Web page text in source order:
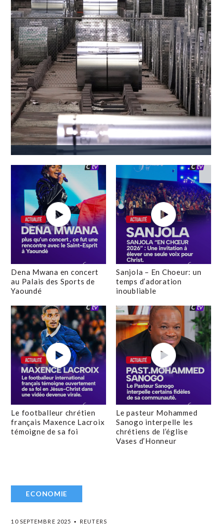
Dena Mwana en concert
au Palais des Sports de
Yaoundé
Sanjola – En Choeur: un
temps d’adoration
inoubliable
Le footballeur chrétien
français Maxence Lacroix
témoigne de sa foi
Le pasteur Mohammed
Sanogo interpelle les
chrétiens de l’église
Vases d’Honneur
ECONOMIE
10 SEPTEMBRE 2025 REUTERS